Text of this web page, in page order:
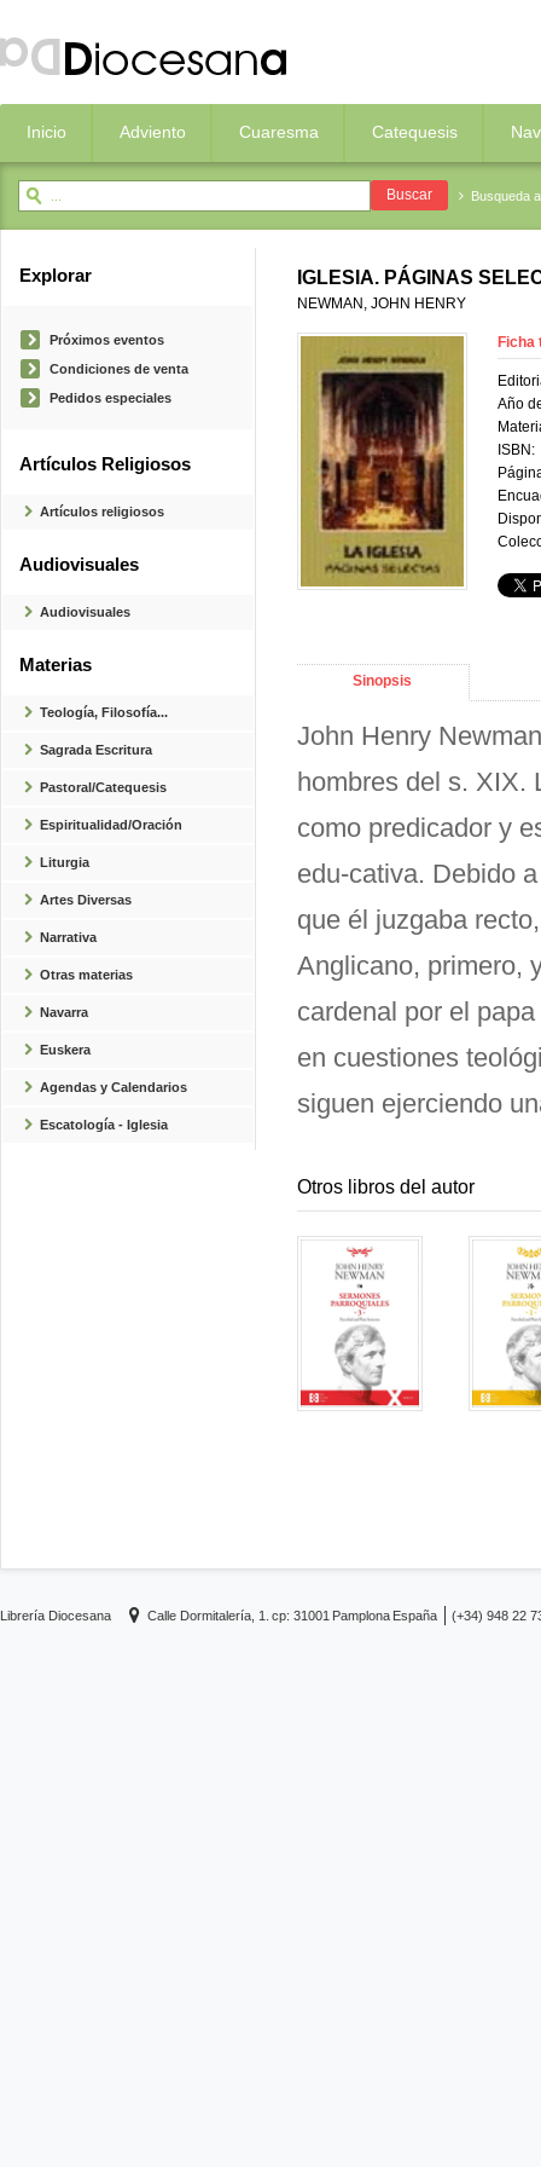
Inicio Adviento Cuaresma Catequesis
Busqueda
Explorar
Próximos eventos
Condiciones de venta
Pedidos especiales
Artículos Religiosos
Artículos religiosos
Audiovisuales
Audiovisuales
Materias
Teología, Filosofía...
Sagrada Escritura
Pastoral/Catequesis
Espiritualidad/Oración
Liturgia
Artes Diversas
Narrativa
Otras materias
Navarra
Euskera
Agendas y Calendarios
Escatología - Iglesia
IGLESIA. PÁGINAS
NEWMAN, JOHN HENRY
Ficha
Año
ISBN:
Sinopsis
John Henry
hombres del s. XIX.
como predicador y
edu-cativa. Debido
que él juzgaba
Anglicano, primero,
cardenal por el
en cuestiones
siguen ejerciendo
Otros libros del autor
Librería Diocesana Calle Dormitalería, 1. cp: 31001 Pamplona España (+34) 948 22